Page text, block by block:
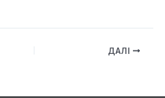
ДАЛІ